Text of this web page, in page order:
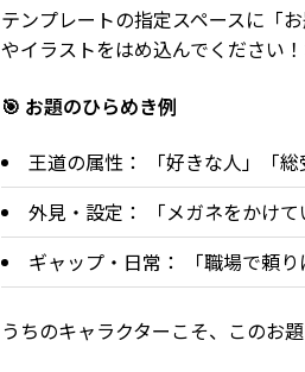
テンプレートの指定スペースに「
やイラストをはめ込んでください
🎯 お題のひらめき例
王道の属性：
「好きな人」「
外見・設定：
「メガネをかけ
ギャップ・日常：
「職場で頼
うちのキャラクターこそ、このお